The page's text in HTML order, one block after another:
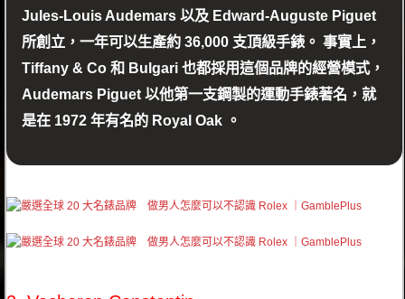
Jules-Louis Audemars 以及 Edward-Auguste Piguet
所創立，一年可以生產約 36,000 支頂級手錶。 事實上，
Tiffany & Co 和 Bulgari 也都採用這個品牌的經營模式，
Audemars Piguet 以他第一支鋼製的運動手錶著名，就
是在 1972 年有名的 Royal Oak 。